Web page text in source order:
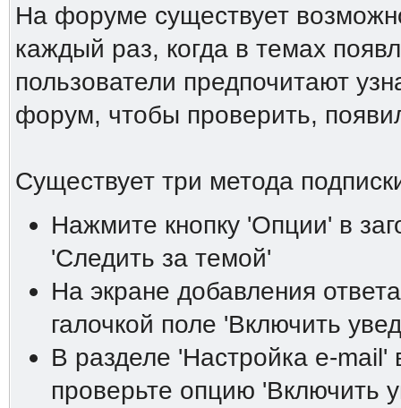
На форуме существует
каждый раз, когда в темах
пользователи предпочитают
форум, чтобы проверить,
Существует три метода
Нажмите кнопку 'Опции' в
'Следить за темой'
На экране добавления
галочкой поле 'Включить
В разделе 'Настройка е-
проверьте опцию 'Включить